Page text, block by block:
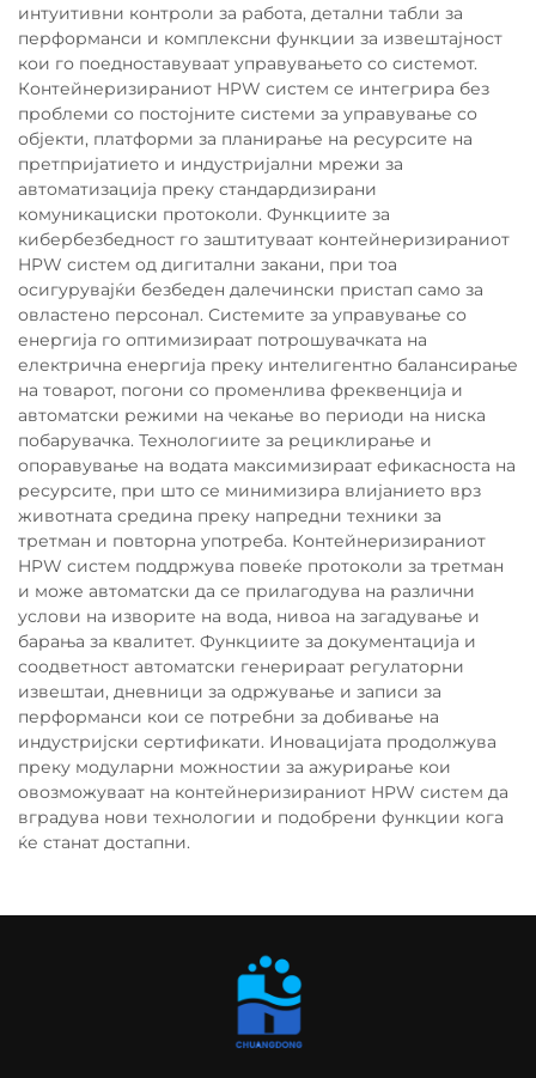
интуитивни контроли за работа, детални табли за
перформанси и комплексни функции за извештајност
кои го поедноставуваат управувањето со системот.
Контейнеризираниот HPW систем се интегрира без
проблеми со постојните системи за управување со
објекти, платформи за планирање на ресурсите на
претпријатието и индустријални мрежи за
автоматизација преку стандардизирани
комуникациски протоколи. Функциите за
кибербезбедност го заштитуваат контейнеризираниот
HPW систем од дигитални закани, при тоа
осигурувајќи безбеден далечински пристап само за
овластено персонал. Системите за управување со
енергија го оптимизираат потрошувачката на
електрична енергија преку интелигентно балансирање
на товарот, погони со променлива фреквенција и
автоматски режими на чекање во периоди на ниска
побарувачка. Технологиите за рециклирање и
опоравување на водата максимизираат ефикасноста на
ресурсите, при што се минимизира влијанието врз
животната средина преку напредни техники за
третман и повторна употреба. Контейнеризираниот
HPW систем поддржува повеќе протоколи за третман
и може автоматски да се прилагодува на различни
услови на изворите на вода, нивоа на загадување и
барања за квалитет. Функциите за документација и
соодветност автоматски генерираат регулаторни
извештаи, дневници за одржување и записи за
перформанси кои се потребни за добивање на
индустријски сертификати. Иновацијата продолжува
преку модуларни можностии за ажурирање кои
овозможуваат на контейнеризираниот HPW систем да
вградува нови технологии и подобрени функции кога
ќе станат достапни.